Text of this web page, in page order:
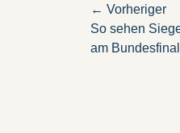
← Vorheriger
Vorheriger
Beitrag:
So sehen
am